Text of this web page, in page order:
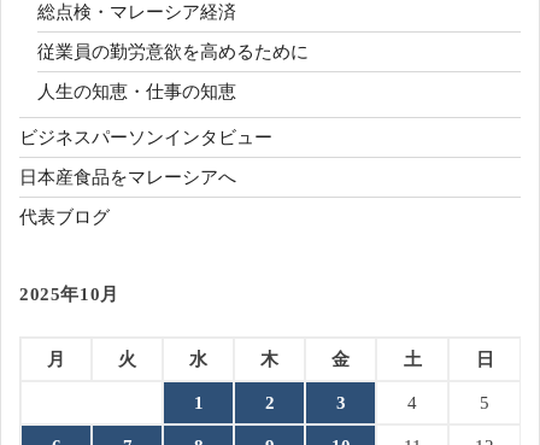
総点検・マレーシア経済
従業員の勤労意欲を高めるために
人生の知恵・仕事の知恵
ビジネスパーソンインタビュー
日本産食品をマレーシアへ
代表ブログ
2025年10月
月 火 水 木 金 土 日
1 2 3 4 5